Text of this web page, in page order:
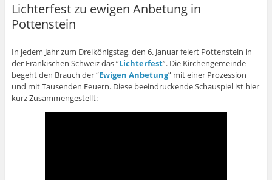
Lichterfest zu ewigen Anbetung in
Pottenstein
In jedem Jahr zum Dreikönigstag, den 6. Januar feiert Pottenstein in
der Fränkischen Schweiz das “Lichterfest”. Die Kirchengemeinde
begeht den Brauch der “Ewigen Anbetung” mit einer Prozession
und mit Tausenden Feuern. Diese beeindruckende Schauspiel ist hier
kurz Zusammengestellt: